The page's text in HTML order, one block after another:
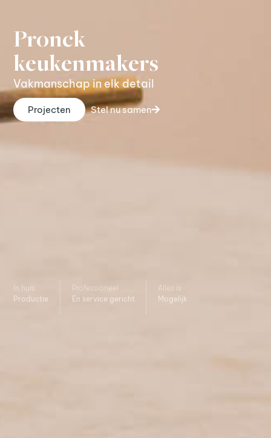
Pronck
keukenmakers
Vakmanschap in elk detail
Projecten Stel nu samen
In huis
Productie
Professioneel
En service gericht
Alles is
Mogelijk